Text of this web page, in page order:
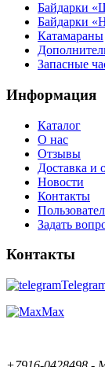
Байдарки
Байдарки
Катамараны
Запасные
Информация
Каталог
О нас
Отзывы
Доставка и
Новости
Контакты
Задать
Контакты
Max